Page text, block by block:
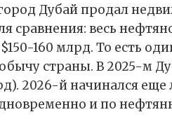
Дубай продал
сравнения: весь
160 млрд. То есть
страны. В 2025-м
2026-й начинался еще
и по